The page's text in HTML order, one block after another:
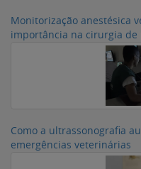
Monitorização anestésica
importância na cirurgia de
Como a ultrassonografia
emergências veterinárias